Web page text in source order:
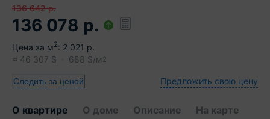
136 642 р.
136 078 р.
Цена за м2: 2 021 р.
≈ 46 307 $ 688 $/м 2
Следить за ценой Предложить свою цену
О квартире О доме Описание На карте